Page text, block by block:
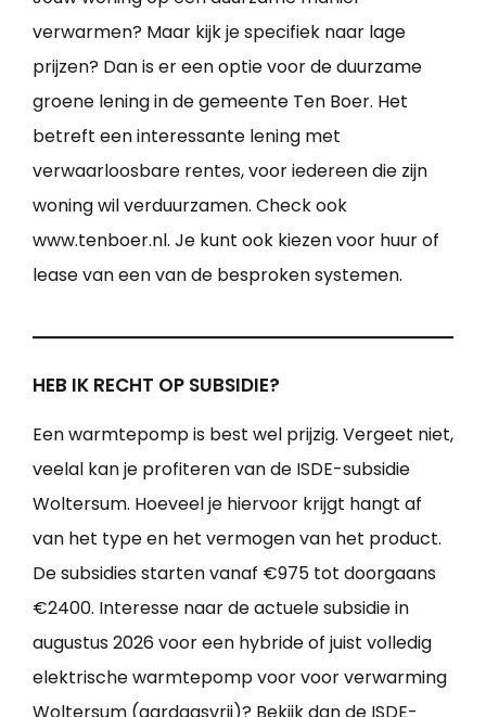
verwarmen? Maar kijk je specifiek naar lage
prijzen? Dan is er een optie voor de duurzame
groene lening in de gemeente Ten Boer. Het
betreft een interessante lening met
verwaarloosbare rentes, voor iedereen die zijn
woning wil verduurzamen. Check ook
www.tenboer.nl. Je kunt ook kiezen voor huur of
lease van een van de besproken systemen.
HEB IK RECHT OP SUBSIDIE?
Een warmtepomp is best wel prijzig. Vergeet niet,
veelal kan je profiteren van de ISDE-subsidie
Woltersum. Hoeveel je hiervoor krijgt hangt af
van het type en het vermogen van het product.
De subsidies starten vanaf €975 tot doorgaans
€2400. Interesse naar de actuele subsidie in
augustus 2026 voor een hybride of juist volledig
elektrische warmtepomp voor voor verwarming
Woltersum (aardgasvrij)? Bekijk dan de ISDE-